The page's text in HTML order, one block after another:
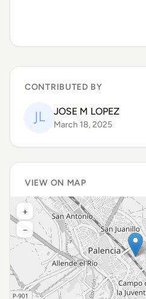
CONTRIBUTED BY
JOSE M LOPEZ
March 18, 2025
VIEW ON MAP
+
−